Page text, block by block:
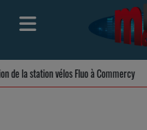
de la station vélos Fluo à Commercy